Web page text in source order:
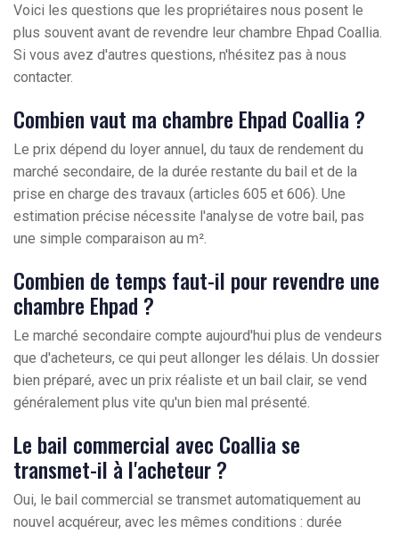
Voici les questions que les propriétaires nous posent le
plus souvent avant de revendre leur chambre Ehpad Coallia.
Si vous avez d'autres questions, n'hésitez pas à nous
contacter.
Combien vaut ma chambre Ehpad Coallia ?
Le prix dépend du loyer annuel, du taux de rendement du
marché secondaire, de la durée restante du bail et de la
prise en charge des travaux (articles 605 et 606). Une
estimation précise nécessite l'analyse de votre bail, pas
une simple comparaison au m².
Combien de temps faut-il pour revendre une
chambre Ehpad ?
Le marché secondaire compte aujourd'hui plus de vendeurs
que d'acheteurs, ce qui peut allonger les délais. Un dossier
bien préparé, avec un prix réaliste et un bail clair, se vend
généralement plus vite qu'un bien mal présenté.
Le bail commercial avec Coallia se
transmet-il à l'acheteur ?
Oui, le bail commercial se transmet automatiquement au
nouvel acquéreur, avec les mêmes conditions : durée